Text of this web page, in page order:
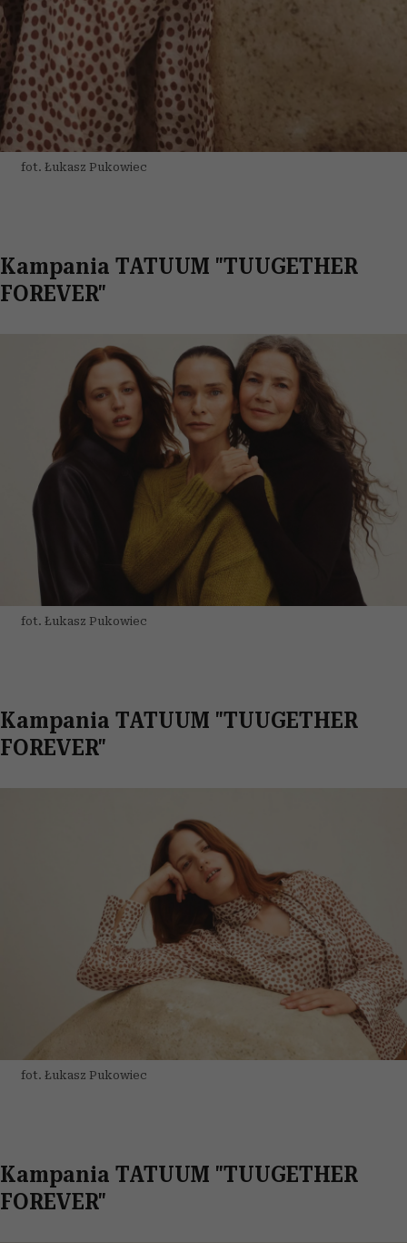
fot. Łukasz Pukowiec
Kampania TATUUM "TUUGETHER
FOREVER"
fot. Łukasz Pukowiec
Kampania TATUUM "TUUGETHER
FOREVER"
fot. Łukasz Pukowiec
Kampania TATUUM "TUUGETHER
FOREVER"